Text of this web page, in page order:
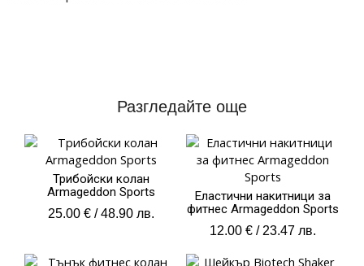
Разгледайте още
Трибойски колан
Armageddon Sports
25.00 € / 48.90 лв.
Еластични накитници за
фитнес Armageddon Sports
12.00 € / 23.47 лв.